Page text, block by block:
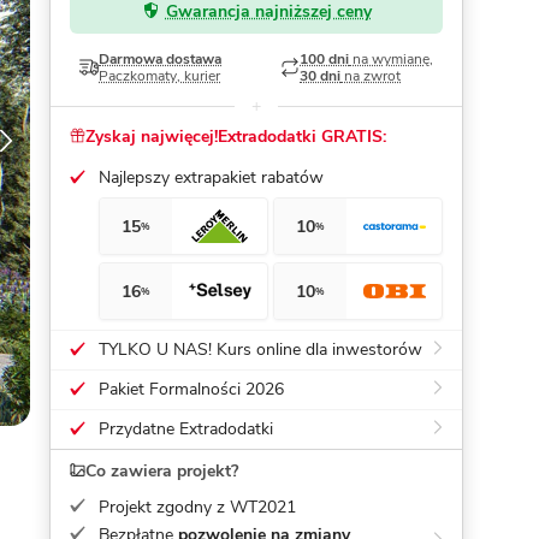
Dom pasywny - co to znaczy
Gwarancja najniższej ceny
Darmowa dostawa
Paczkomaty, kurier
100 dni na wymianę,
30 dni na zwrot
Zyskaj najwięcej!Extradodatki GRATIS:
Najlepszy extrapakiet rabatów
15% 10%
16% 10%
TYLKO U NAS! Kurs online dla inwestorów
Pakiet Formalności 2026
Przydatne Extradodatki
Co zawiera projekt?
Projekt zgodny z WT2021